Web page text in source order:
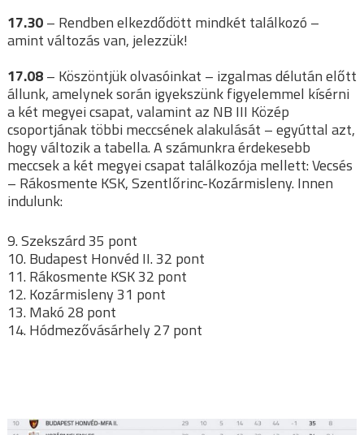
17.30– Rendben elkezdődött mindkét találkozó –
amint változás van, jelezzük!
17.08– Köszöntjük olvasóinkat – izgalmas délután előtt
állunk, amelynek során igyekszünk figyelemmel kísérni
a két megyei csapat, valamint az NB III Közép
csoportjának többi meccsének alakulását – egyúttal azt,
hogy változik a tabella. A számunkra érdekesebb
meccsek a két megyei csapat találkozója mellett: Vecsés
– Rákosmente KSK, Szentlőrinc-Kozármisleny. Innen
indulunk:
9. Szekszárd 35 pont
10. Budapest Honvéd II. 32 pont
11. Rákosmente KSK 32 pont
12. Kozármisleny 31 pont
13. Makó 28 pont
14. Hódmezővásárhely 27 pont